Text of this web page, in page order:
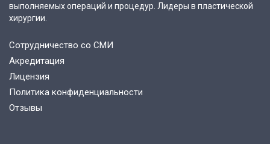
выполняемых операций и процедур. Лидеры в пластической
хирургии.
Сотрудничество со СМИ
Акредитация
Лицензия
Политика конфиденциальности
Отзывы